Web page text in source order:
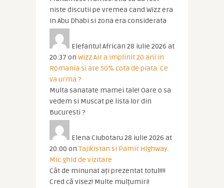
niste discutii pe vremea cand Wizz era
in Abu Dhabi si zona era considerata
Elefantul African 28 iulie 2026 at
20:37 on Wizz Air a implinit 20 ani in
Romania si are 50% cota de piata. Ce
va urma ?
Multa sanatate mamei tale! Oare o sa
vedem si Muscat pe lista lor din
Bucuresti ?
Elena Ciubotaru 28 iulie 2026 at
20:00 on Tajikistan si Pamir Highway.
Mic ghid de vizitare
Cât de minunat ați prezentat totul!!!!
Cred că visez! Multe mulțumiri!